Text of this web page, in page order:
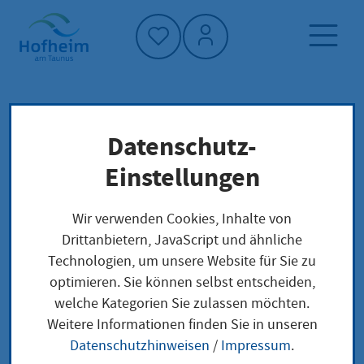
Startseite"
Dienstleistung-Finder
Lokale Anliegen
Wohnung - Anmeldung als Hauptwohnung
Wohnung - Anmeldung
als Hauptwohnung
Datenschutz-
Einstellungen
Wir verwenden Cookies, Inhalte von
Drittanbietern, JavaScript und ähnliche
Technologien, um unsere Website für Sie zu
optimieren. Sie können selbst entscheiden,
welche Kategorien Sie zulassen möchten.
Weitere Informationen finden Sie in unseren
Datenschutzhinweisen / Impressum.